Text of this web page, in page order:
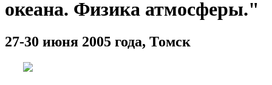
океана. Физика атмосферы."
27-30 июня 2005 года, Томск